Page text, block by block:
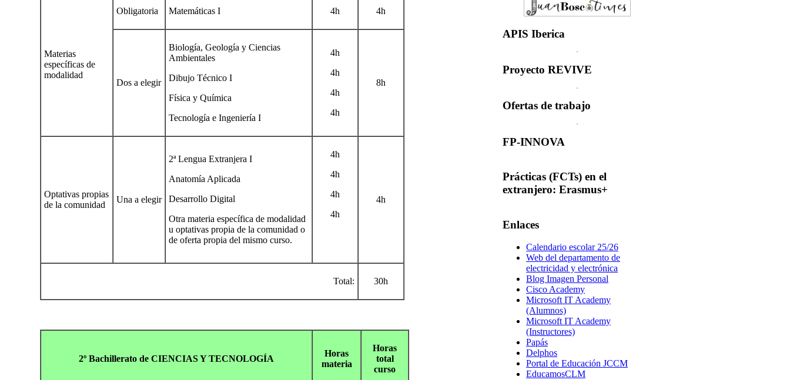
Materias
específicas de
modalidad
Obligatoria Matemáticas I 4h 4h
Dos a elegir
Biología, Geología y Ciencias
Ambientales
Dibujo Técnico I
Física y Química
Tecnología e Ingeniería I
4h
4h
4h
4h
8h
Optativas propias
de la comunidad
Una a elegir
2ª Lengua Extranjera I
Anatomía Aplicada
Desarrollo Digital
Otra materia específica de modalidad
u optativas propia de la comunidad o
de oferta propia del mismo curso.
4h
4h
4h
4h
4h
Total: 30h
2º Bachillerato de CIENCIAS Y TECNOLOGÍA
Horas
materia
Horas
total
curso
APIS Iberica
Proyecto REVIVE
Ofertas de trabajo
FP-INNOVA
Prácticas (FCTs) en el
extranjero: Erasmus+
Enlaces
Calendario escolar 25/26
Web del departamento de
electricidad y electrónica
Blog Imagen Personal
Cisco Academy
Microsoft IT Academy
(Alumnos)
Microsoft IT Academy
(Instructores)
Papás
Delphos
Portal de Educación JCCM
EducamosCLM